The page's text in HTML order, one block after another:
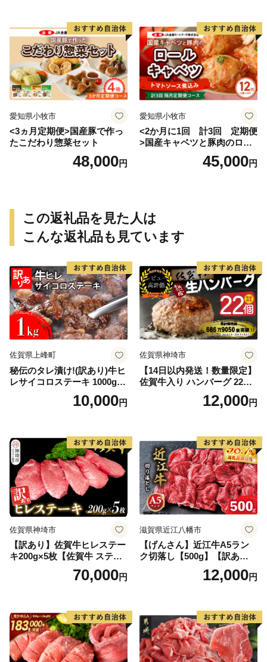
愛知県小牧市
<3ヵ月定期便>国産豚で作っ
たこだわり惣菜セット
48,000円
愛知県小牧市
<2か月に1回 計3回 定期便
>国産キャベツと豚肉のロー
ルキャベツ（6P入り）
45,000円
この返礼品を見た人は
こんな返礼品も見ています
佐賀県上峰町
秘伝のタレ漬け!(訳あり)牛ヒ
レサイコロステーキ 1000g
10,000円
佐賀県神埼市
【14日以内発送！数量限定】
佐賀牛入り ハンバーグ 22個
2.6kg(120g×22個)【佐賀牛
黒毛和牛 ブランド牛 九州 ハ
気】(H083106)
12,000円
佐賀県神埼市
【訳あり】佐賀牛ヒレステー
キ200g×5枚【佐賀牛 ステー
キ ブランド肉 ヒレ肉 フィレ
肉 ジューシー ヘルシー】(H0
70,000円
滋賀県近江八幡市
【げんさん】近江牛A5ラン
ク切落し【500g】【訳あり】
12,000円